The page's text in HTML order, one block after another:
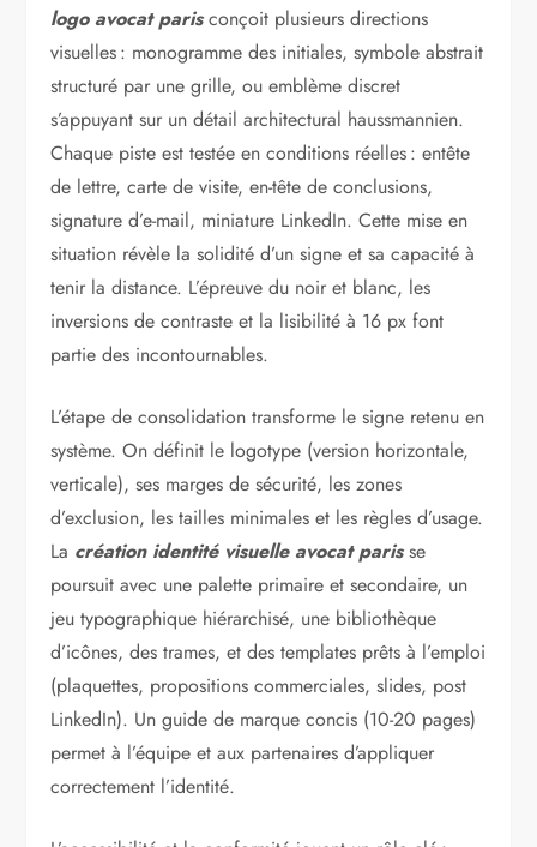
logo avocat parisconçoit plusieurs directions
visuelles : monogramme des initiales, symbole abstrait
structuré par une grille, ou emblème discret
s’appuyant sur un détail architectural haussmannien.
Chaque piste est testée en conditions réelles : entête
de lettre, carte de visite, en-tête de conclusions,
signature d’e-mail, miniature LinkedIn. Cette mise en
situation révèle la solidité d’un signe et sa capacité à
tenir la distance. L’épreuve du noir et blanc, les
inversions de contraste et la lisibilité à 16 px font
partie des incontournables.
L’étape de consolidation transforme le signe retenu en
système. On définit le logotype (version horizontale,
verticale), ses marges de sécurité, les zones
d’exclusion, les tailles minimales et les règles d’usage.
La création identité visuelle avocat parisse
poursuit avec une palette primaire et secondaire, un
jeu typographique hiérarchisé, une bibliothèque
d’icônes, des trames, et des templates prêts à l’emploi
(plaquettes, propositions commerciales, slides, post
LinkedIn). Un guide de marque concis (10-20 pages)
permet à l’équipe et aux partenaires d’appliquer
correctement l’identité.